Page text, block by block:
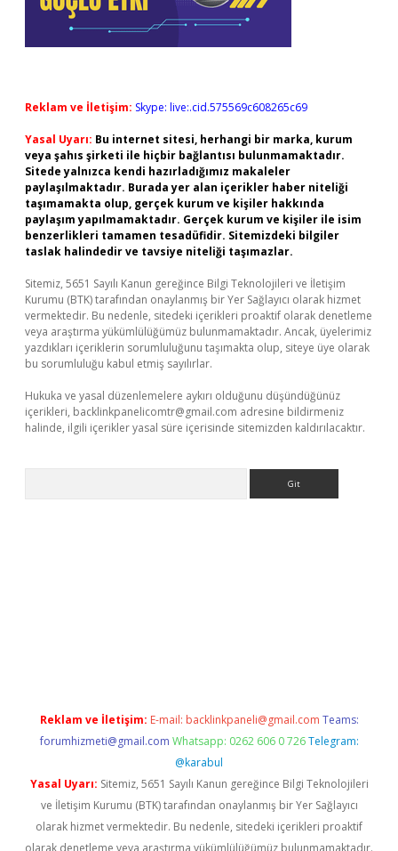
Reklam ve İletişim: Skype: live:.cid.575569c608265c69
Yasal Uyarı: Bu internet sitesi, herhangi bir marka, kurum
veya şahıs şirketi ile hiçbir bağlantısı bulunmamaktadır.
Sitede yalnızca kendi hazırladığımız makaleler
paylaşılmaktadır. Burada yer alan içerikler haber niteliği
taşımamakta olup, gerçek kurum ve kişiler hakkında
paylaşım yapılmamaktadır. Gerçek kurum ve kişiler ile isim
benzerlikleri tamamen tesadüfidir. Sitemizdeki bilgiler
taslak halindedir ve tavsiye niteliği taşımazlar.
Sitemiz, 5651 Sayılı Kanun gereğince Bilgi Teknolojileri ve İletişim
Kurumu (BTK) tarafından onaylanmış bir Yer Sağlayıcı olarak hizmet
vermektedir. Bu nedenle, sitedeki içerikleri proaktif olarak denetleme
veya araştırma yükümlülüğümüz bulunmamaktadır. Ancak, üyelerimiz
yazdıkları içeriklerin sorumluluğunu taşımakta olup, siteye üye olarak
bu sorumluluğu kabul etmiş sayılırlar.
Hukuka ve yasal düzenlemelere aykırı olduğunu düşündüğünüz
içerikleri, backlinkpanelicomtr@gmail.com adresine bildirmeniz
halinde, ilgili içerikler yasal süre içerisinde sitemizden kaldırılacaktır.
Reklam ve İletişim: E-mail: backlinkpaneli@gmail.com Teams:
forumhizmeti@gmail.com Whatsapp: 0262 606 0 726 Telegram:
@karabul
Yasal Uyarı: Sitemiz, 5651 Sayılı Kanun gereğince Bilgi Teknolojileri
ve İletişim Kurumu (BTK) tarafından onaylanmış bir Yer Sağlayıcı
olarak hizmet vermektedir. Bu nedenle, sitedeki içerikleri proaktif
olarak denetleme veya araştırma yükümlülüğümüz bulunmamaktadır.